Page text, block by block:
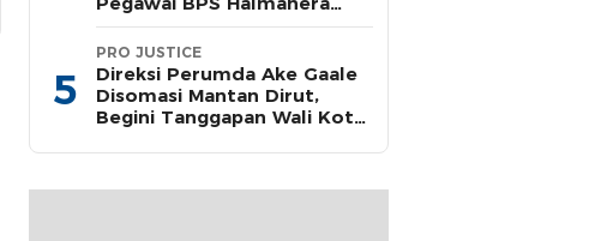
Timur Terima Dakwaan JPU
5
PRO JUSTICE
Direksi Perumda Ake Gaale
Disomasi Mantan Dirut,
Begini Tanggapan Wali Kota